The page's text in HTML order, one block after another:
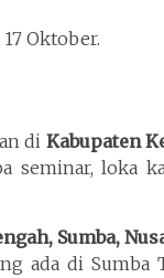
Oktober.
di Kabupaten
seminar, loka
Sumba,
ada di Sumba